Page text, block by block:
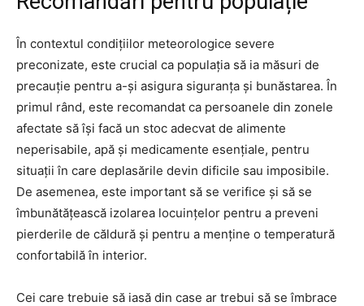
În contextul condițiilor meteorologice severe
preconizate, este crucial ca populația să ia măsuri de
precauție pentru a-și asigura siguranța și bunăstarea. În
primul rând, este recomandat ca persoanele din zonele
afectate să își facă un stoc adecvat de alimente
neperisabile, apă și medicamente esențiale, pentru
situații în care deplasările devin dificile sau imposibile.
De asemenea, este important să se verifice și să se
îmbunătățească izolarea locuințelor pentru a preveni
pierderile de căldură și pentru a menține o temperatură
confortabilă în interior.
Cei care trebuie să iasă din case ar trebui să se îmbrace